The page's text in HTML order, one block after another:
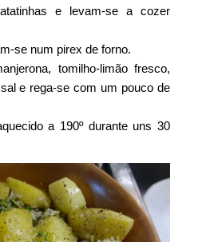
e levam-se a cozer
se num pirex de forno.
tomilho-limão fresco,
e rega-se com um pouco de
a 190º durante uns 30